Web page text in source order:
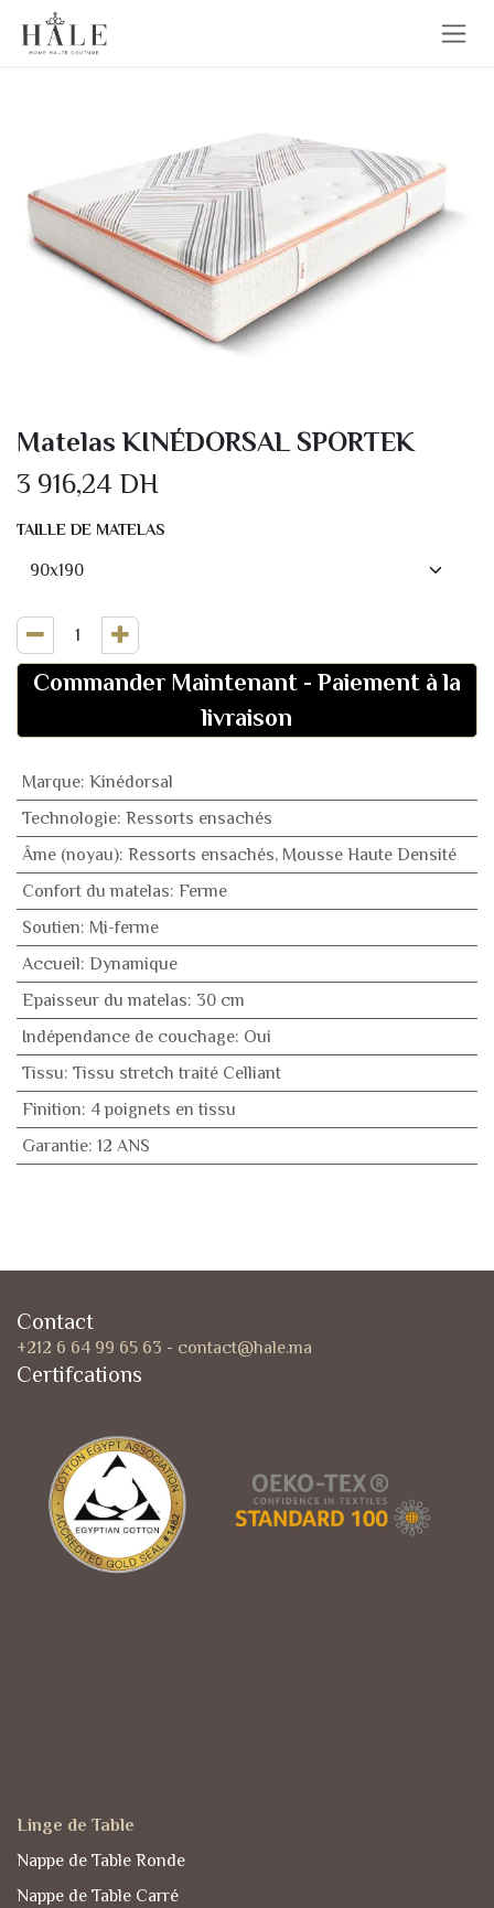
Se rendre au contenu
Matelas KINÉDORSAL SPORTEK
3 916,24 DH
TAILLE DE MATELAS
Commander Maintenant - Paiement à la
livraison
Marque: Kinédorsal
Technologie: Ressorts ensachés
Âme (noyau): Ressorts ensachés, Mousse Haute Densité
Confort du matelas: Ferme
Soutien: Mi-ferme
Accueil: Dynamique
Epaisseur du matelas: 30 cm
Indépendance de couchage: Oui
Tissu: Tissu stretch traité Celliant
Finition: 4 poignets en tissu
Garantie: 12 ANS
Contact
+212 6 64 99 65 63 - contact@hale.ma
Certifcations
Linge de Table
Nappe de Table Ronde
Nappe de Table Carré